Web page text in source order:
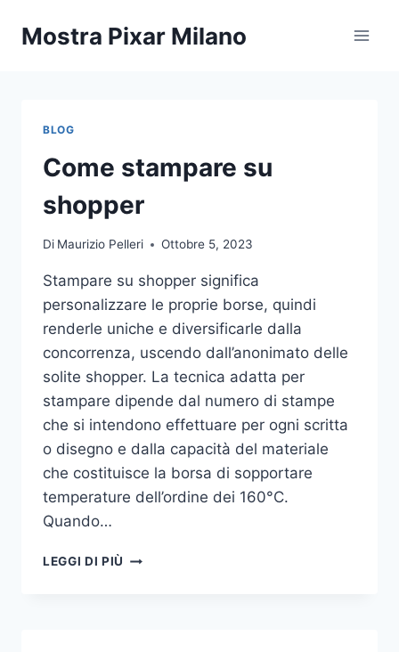
Mostra Pixar Milano
BLOG
Come stampare su
shopper
Di Maurizio Pelleri Ottobre 5, 2023
Stampare su shopper significa
personalizzare le proprie borse, quindi
renderle uniche e diversificarle dalla
concorrenza, uscendo dall’anonimato delle
solite shopper. La tecnica adatta per
stampare dipende dal numero di stampe
che si intendono effettuare per ogni scritta
o disegno e dalla capacità del materiale
che costituisce la borsa di sopportare
temperature dell’ordine dei 160°C.
Quando…
LEGGI DI PIÙ COME